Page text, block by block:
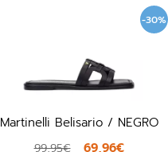
-30%
Martinelli Belisario / NEGRO
99,95€ 69,96€